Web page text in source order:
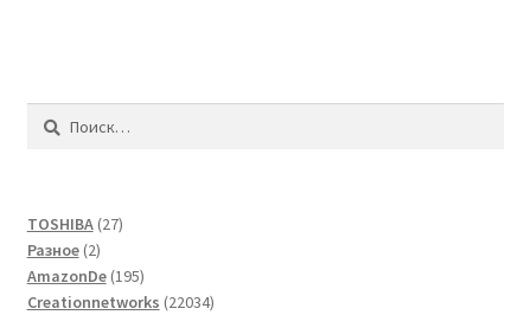
Найти:
TOSHIBA 2727
Разное 22
товара
AmazonDe 195195
товаров
Creationnetworks 2203422034